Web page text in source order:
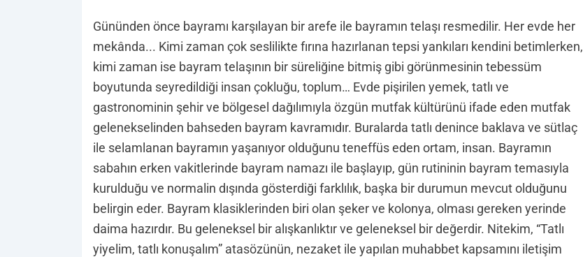
Gününden önce bayramı karşılayan bir arefe ile bayramın telaşı resmedilir. Her evde her
mekânda... Kimi zaman çok seslilikte fırına hazırlanan tepsi yankıları kendini betimlerken,
kimi zaman ise bayram telaşının bir süreliğine bitmiş gibi görünmesinin tebessüm
boyutunda seyredildiği insan çokluğu, toplum… Evde pişirilen yemek, tatlı ve
gastronominin şehir ve bölgesel dağılımıyla özgün mutfak kültürünü ifade eden mutfak
gelenekselinden bahseden bayram kavramıdır. Buralarda tatlı denince baklava ve sütlaç
ile selamlanan bayramın yaşanıyor olduğunu teneffüs eden ortam, insan. Bayramın
sabahın erken vakitlerinde bayram namazı ile başlayıp, gün rutininin bayram temasıyla
kurulduğu ve normalin dışında gösterdiği farklılık, başka bir durumun mevcut olduğunu
belirgin eder. Bayram klasiklerinden biri olan şeker ve kolonya, olması gereken yerinde
daima hazırdır. Bu geleneksel bir alışkanlıktır ve geleneksel bir değerdir. Nitekim, “Tatlı
yiyelim, tatlı konuşalım” atasözünün, nezaket ile yapılan muhabbet kapsamını iletişim